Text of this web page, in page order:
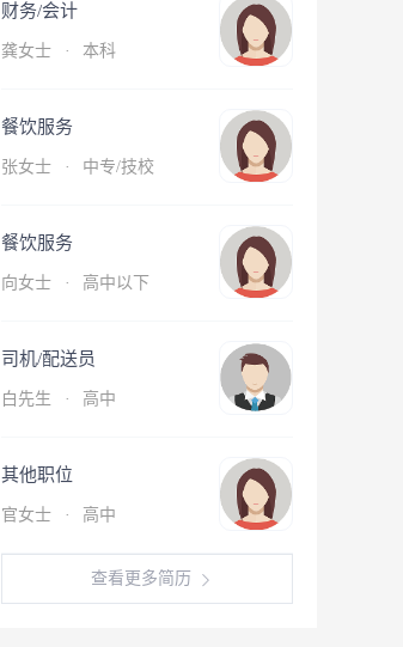
财务/会计
龚女士 · 本科
餐饮服务
张女士 · 中专/技校
餐饮服务
向女士 · 高中以下
司机/配送员
白先生 · 高中
其他职位
官女士 · 高中
查看更多简历